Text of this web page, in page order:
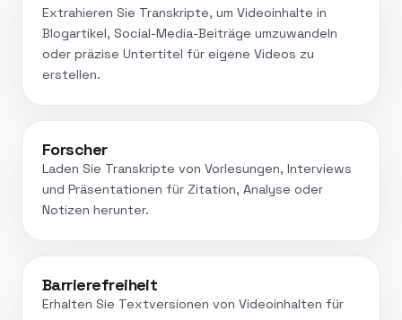
Extrahieren Sie Transkripte, um Videoinhalte in
Blogartikel, Social-Media-Beiträge umzuwandeln
oder präzise Untertitel für eigene Videos zu
erstellen.
Forscher
Laden Sie Transkripte von Vorlesungen, Interviews
und Präsentationen für Zitation, Analyse oder
Notizen herunter.
Barrierefreiheit
Erhalten Sie Textversionen von Videoinhalten für